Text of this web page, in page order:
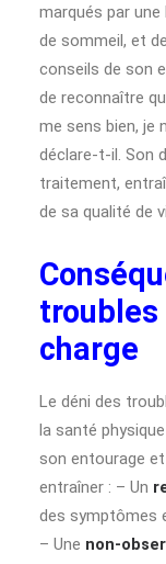
marqués par
de sommeil, et
conseils de son
de reconnaître
me sens bien, je
déclare-t-il. Son
traitement,
de sa qualité de
troubles
charge
Le déni des
la santé
son entourage
entraîner : – Un
des symptômes
– Une non-